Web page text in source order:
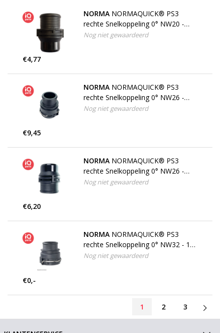
NORMA NORMAQUICK® PS3
rechte Snelkoppeling 0° NW20 -
26,4 mm, Dubbele Tule
Nog niet gewaardeerd
€4,77
NORMA NORMAQUICK® PS3
rechte Snelkoppeling 0° NW26 -
32,4 mm
Nog niet gewaardeerd
€9,45
NORMA NORMAQUICK® PS3
rechte Snelkoppeling 0° NW26 -
32,4 mm, Dubbele Tule
Nog niet gewaardeerd
€6,20
NORMA NORMAQUICK® PS3
rechte Snelkoppeling 0° NW32 - 16
mm
Nog niet gewaardeerd
€0,-
1 2 3